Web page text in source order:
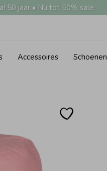
50 jaar • Nu tot 50% sale
Accessoires Schoenen